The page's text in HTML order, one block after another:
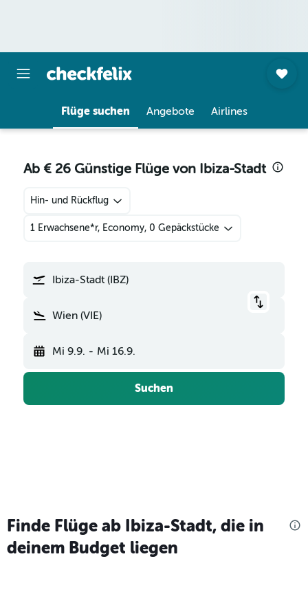
Flüge suchen Angebote Airlines
Ab € 26 Günstige Flüge von Ibiza-Stadt
Hin- und Rückflug
1 Erwachsene*r, Economy, 0 Gepäckstücke
Ibiza-Stadt (IBZ)
Wien (VIE)
Mi 9.9. - Mi 16.9.
Suchen
Finde Flüge ab Ibiza-Stadt, die in
deinem Budget liegen